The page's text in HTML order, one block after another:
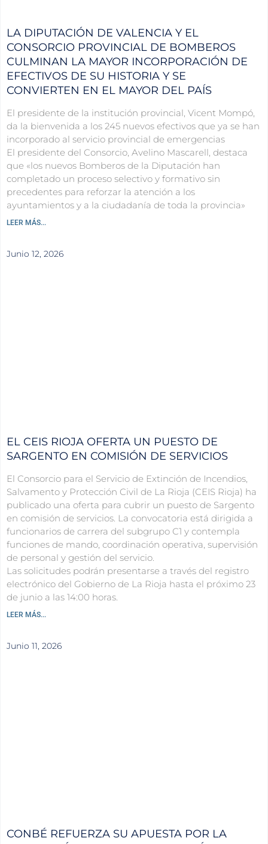
LA DIPUTACIÓN DE VALENCIA Y EL
CONSORCIO PROVINCIAL DE BOMBEROS
CULMINAN LA MAYOR INCORPORACIÓN DE
EFECTIVOS DE SU HISTORIA Y SE
CONVIERTEN EN EL MAYOR DEL PAÍS
El presidente de la institución provincial, Vicent Mompó,
da la bienvenida a los 245 nuevos efectivos que ya se han
incorporado al servicio provincial de emergencias
El presidente del Consorcio, Avelino Mascarell, destaca
que «los nuevos Bomberos de la Diputación han
completado un proceso selectivo y formativo sin
precedentes para reforzar la atención a los
ayuntamientos y a la ciudadanía de toda la provincia»
LEER MÁS...
Junio 12, 2026
EL CEIS RIOJA OFERTA UN PUESTO DE
SARGENTO EN COMISIÓN DE SERVICIOS
El Consorcio para el Servicio de Extinción de Incendios,
Salvamento y Protección Civil de La Rioja (CEIS Rioja) ha
publicado una oferta para cubrir un puesto de Sargento
en comisión de servicios. La convocatoria está dirigida a
funcionarios de carrera del subgrupo C1 y contempla
funciones de mando, coordinación operativa, supervisión
de personal y gestión del servicio.
Las solicitudes podrán presentarse a través del registro
electrónico del Gobierno de La Rioja hasta el próximo 23
de junio a las 14:00 horas.
LEER MÁS...
Junio 11, 2026
CONBÉ REFUERZA SU APUESTA POR LA